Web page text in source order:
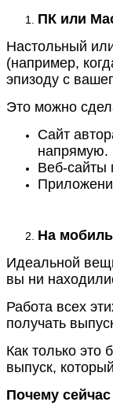
ПК или
Настольный
(например,
эпизоду с
Это можно
Сайт
напрямую.
Веб-сайты
На
Идеальной
вы ни
Работа всех
получать
Как только это
выпуск,
Почему